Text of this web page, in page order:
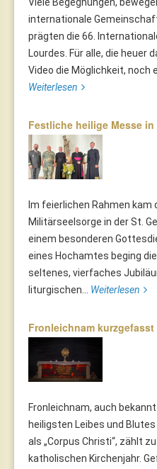
Viele Begegnungen,
internationale
prägten die 66.
Lourdes. Für alle, die heuer
Video die Möglichkeit, noch
Weiterlesen
Festliche heilige Messe
Im feierlichen Rahmen kam
Militärseelsorge in der St.
einem besonderen
eines Hochamtes beging
seltenes, vierfaches
liturgischen... Weiterlesen
Fronleichnam kurzgefasst
Fronleichnam, auch
heiligsten Leibes und
als „Corpus Christi“, zählt
katholischen Kirchenjahr.